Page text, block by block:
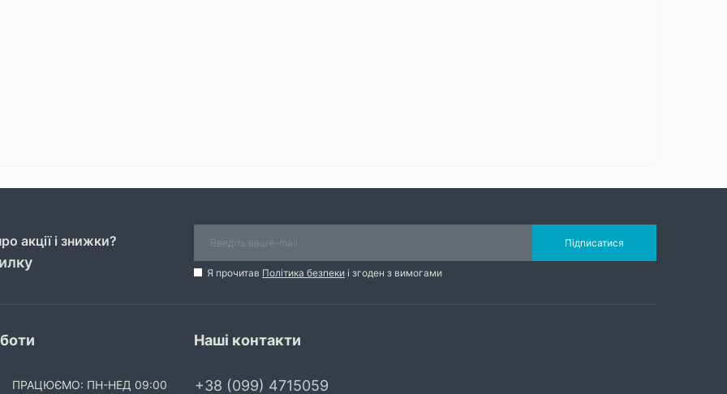
акції і знижки? Підписатися
Я прочитав Політика безпеки і згоден з вимогами
ПРАЦЮЄМО: ПН-НЕД 09:00
Наші контакти
+38 (099) 4715059